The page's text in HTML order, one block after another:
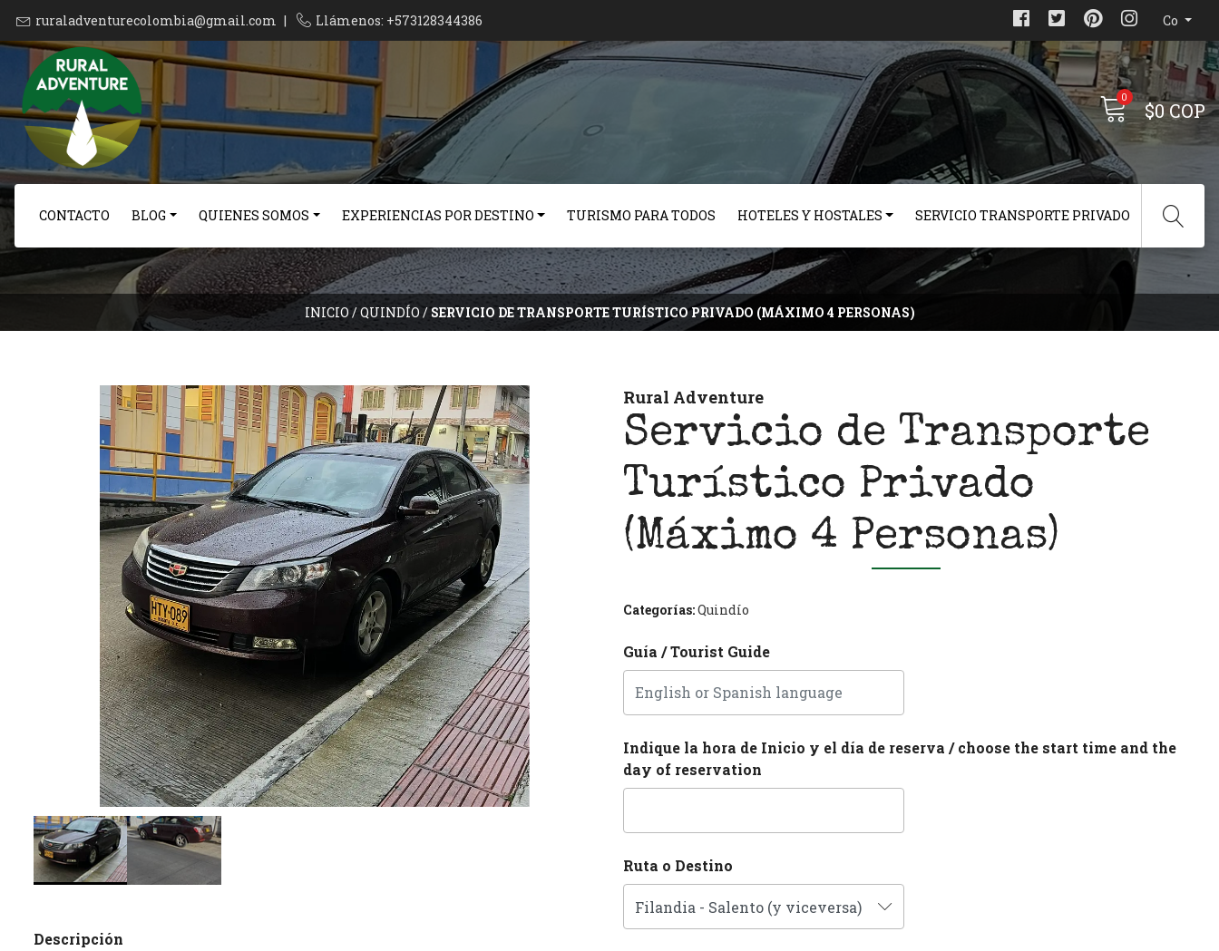
ruraladventurecolombia@gmail.com | Llámenos: +573128344386 Co
0
$0 COP
CONTACTO BLOG QUIENES SOMOS EXPERIENCIAS POR DESTINO TURISMO PARA TODOS HOTELES Y HOSTALES SERVICIO TRANSPORTE PRIVADO
INICIO/QUINDÍO /SERVICIO DE TRANSPORTE TURÍSTICO PRIVADO (MÁXIMO 4 PERSONAS)
Previous
Descripción
Rural Adventure
Servicio de Transporte
Turístico Privado
(Máximo 4 Personas)
Categorías:Quindío
Guía / Tourist Guide
Indique la hora de Inicio y el día de reserva / choose the start time and the
day of reservation
Ruta o Destino